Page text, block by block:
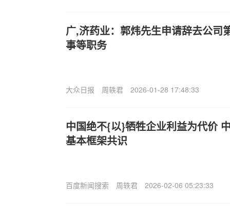
广,济药业：郭炜先生申请辞去公司
事等职务
大众日报 周轶君 2026-01-28 17:48:33
中国绝不{以}牺牲企业利益为代价
基本框架共识
百度新闻搜索 周轶君 2026-02-06 05:23:33